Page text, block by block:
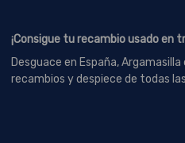
¡Consigue tu recambio usado en
Desguace en España, Argamasilla
recambios y despiece de todas